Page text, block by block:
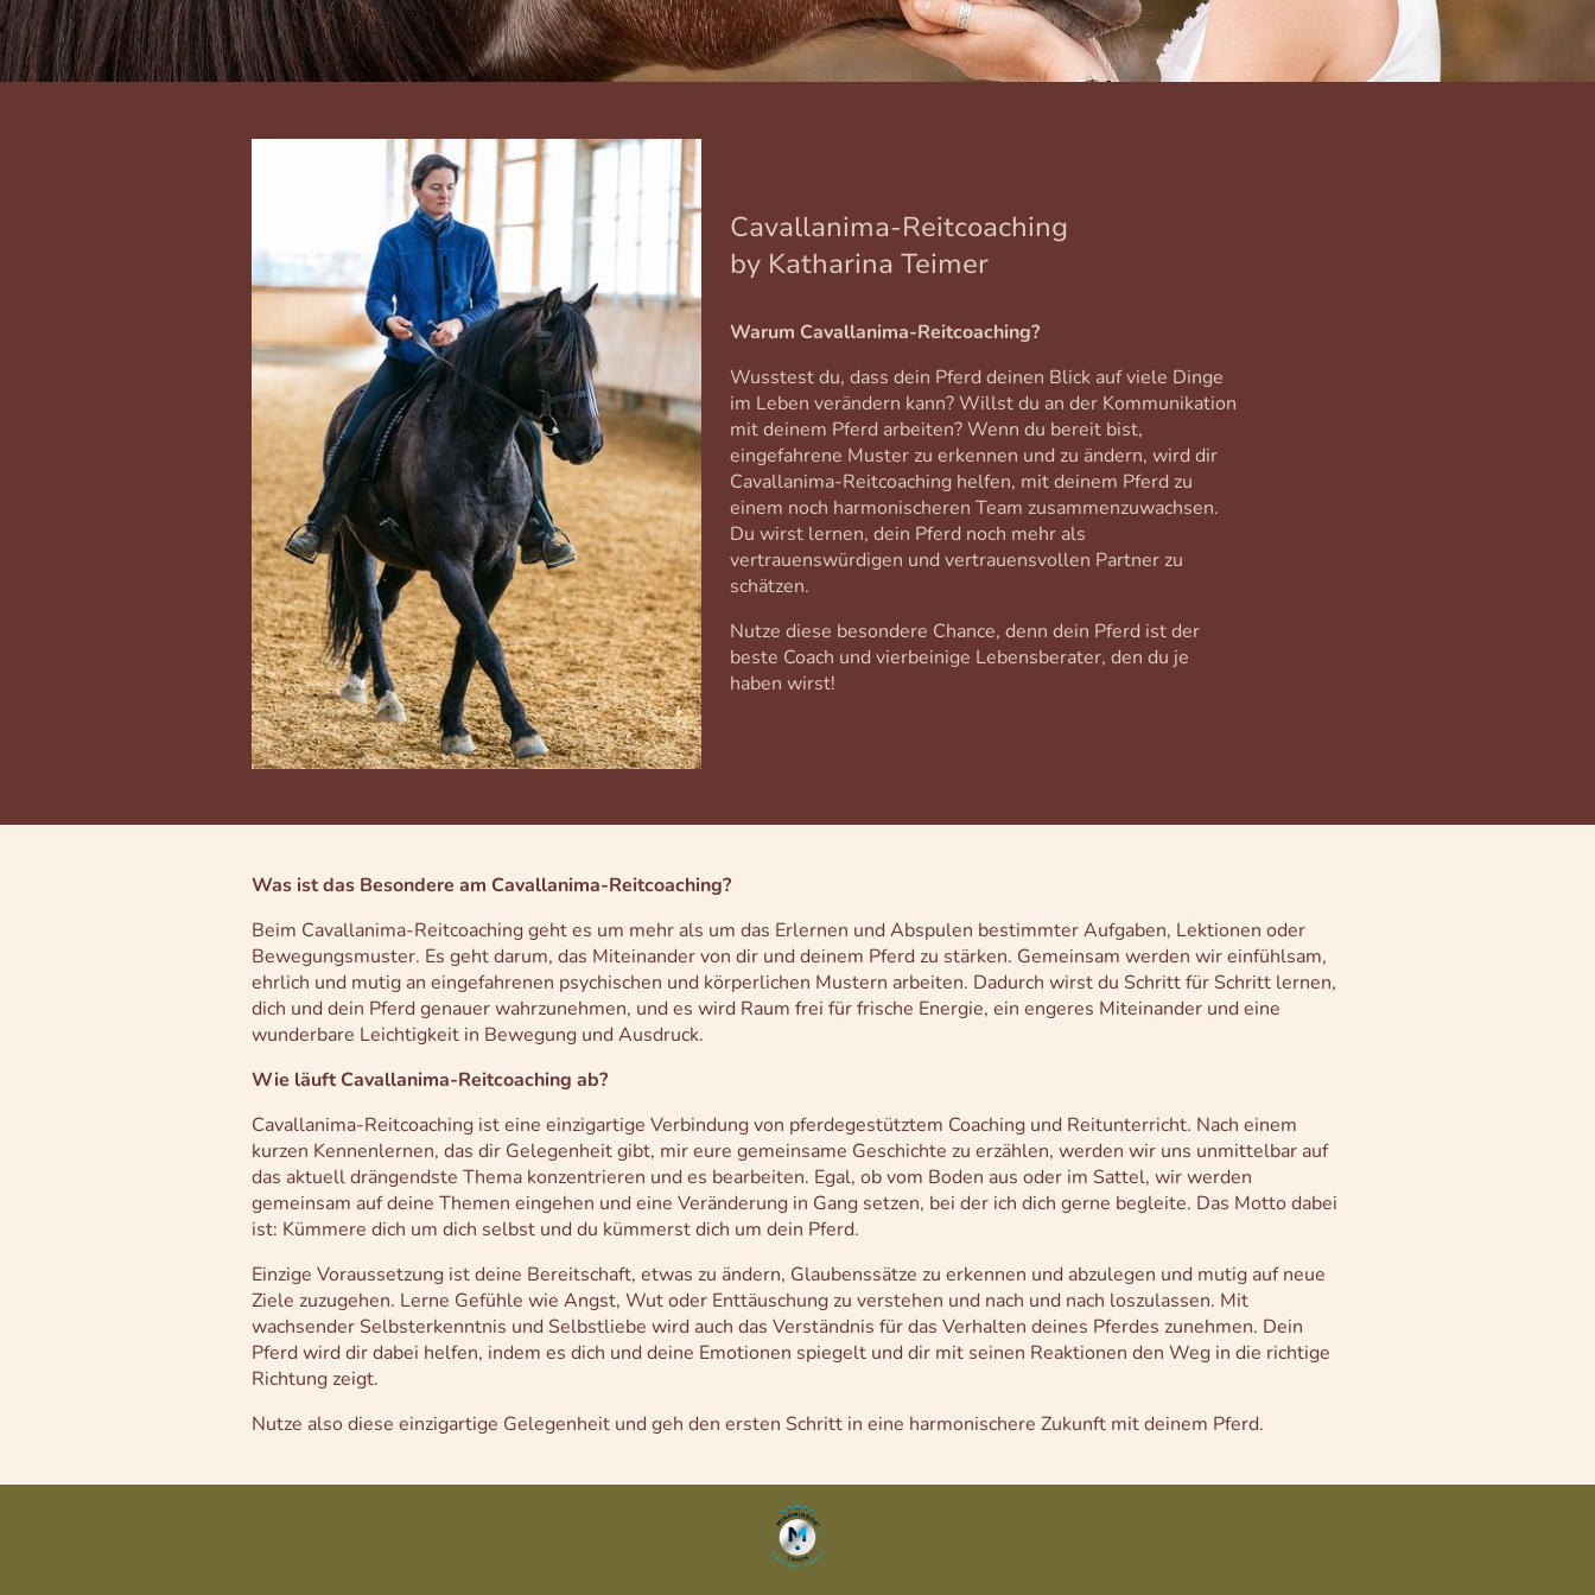
Cavallanima-Reitcoaching
by Katharina Teimer
Warum Cavallanima-Reitcoaching?
Wusstest du, dass dein Pferd deinen Blick auf viele Dinge
im Leben verändern kann? Willst du an der Kommunikation
mit deinem Pferd arbeiten? Wenn du bereit bist,
eingefahrene Muster zu erkennen und zu ändern, wird dir
Cavallanima-Reitcoaching helfen, mit deinem Pferd zu
einem noch harmonischeren Team zusammenzuwachsen.
Du wirst lernen, dein Pferd noch mehr als
vertrauenswürdigen und vertrauensvollen Partner zu
schätzen.
Nutze diese besondere Chance, denn dein Pferd ist der
beste Coach und vierbeinige Lebensberater, den du je
haben wirst!
Was ist das Besondere am Cavallanima-Reitcoaching?
Beim Cavallanima-Reitcoaching geht es um mehr als um das Erlernen und Abspulen bestimmter Aufgaben, Lektionen oder
Bewegungsmuster. Es geht darum, das Miteinander von dir und deinem Pferd zu stärken. Gemeinsam werden wir einfühlsam,
ehrlich und mutig an eingefahrenen psychischen und körperlichen Mustern arbeiten. Dadurch wirst du Schritt für Schritt lernen,
dich und dein Pferd genauer wahrzunehmen, und es wird Raum frei für frische Energie, ein engeres Miteinander und eine
wunderbare Leichtigkeit in Bewegung und Ausdruck.
Wie läuft Cavallanima-Reitcoaching ab?
Cavallanima-Reitcoaching ist eine einzigartige Verbindung von pferdegestütztem Coaching und Reitunterricht. Nach einem
kurzen Kennenlernen, das dir Gelegenheit gibt, mir eure gemeinsame Geschichte zu erzählen, werden wir uns unmittelbar auf
das aktuell drängendste Thema konzentrieren und es bearbeiten. Egal, ob vom Boden aus oder im Sattel, wir werden
gemeinsam auf deine Themen eingehen und eine Veränderung in Gang setzen, bei der ich dich gerne begleite. Das Motto dabei
ist: Kümmere dich um dich selbst und du kümmerst dich um dein Pferd.
Einzige Voraussetzung ist deine Bereitschaft, etwas zu ändern, Glaubenssätze zu erkennen und abzulegen und mutig auf neue
Ziele zuzugehen. Lerne Gefühle wie Angst, Wut oder Enttäuschung zu verstehen und nach und nach loszulassen. Mit
wachsender Selbsterkenntnis und Selbstliebe wird auch das Verständnis für das Verhalten deines Pferdes zunehmen. Dein
Pferd wird dir dabei helfen, indem es dich und deine Emotionen spiegelt und dir mit seinen Reaktionen den Weg in die richtige
Richtung zeigt.
Nutze also diese einzigartige Gelegenheit und geh den ersten Schritt in eine harmonischere Zukunft mit deinem Pferd.